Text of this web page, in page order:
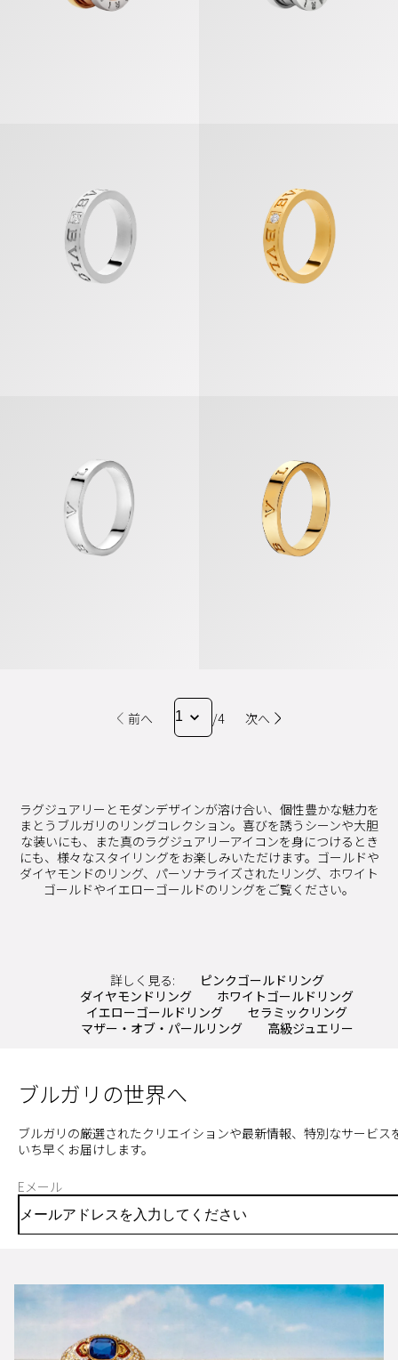
前へ /4 次へ
ラグジュアリーとモダンデザインが溶け合い、個性豊かな魅力を
まとうブルガリのリングコレクション。喜びを誘うシーンや大胆
な装いにも、また真のラグジュアリーアイコンを身につけるとき
にも、様々なスタイリングをお楽しみいただけます。ゴールドや
ダイヤモンドのリング、パーソナライズされたリング、ホワイト
ゴールドやイエローゴールドのリングをご覧ください。
詳しく見る:
ピンクゴールドリング
ダイヤモンドリング
ホワイトゴールドリング
イエローゴールドリング
セラミックリング
マザー・オブ・パールリング
高級ジュエリー
ブルガリの世界へ
ブルガリの厳選されたクリエイションや最新情報、特別なサービス
いち早くお届けします。
Eメール